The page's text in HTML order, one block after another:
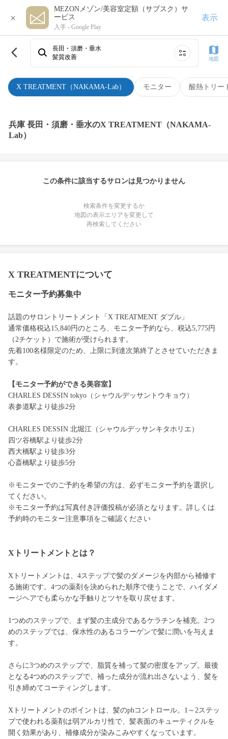
×
MEZONメゾン/美容室定額（サブスク）サ
ービス
入手 - Google Play
表示
X TREATMENT（NAKAMA-Lab） モニター 酸熱トリー
長田・須磨・垂水
髪質改善
地図
兵庫 長田・須磨・垂水のX TREATMENT（NAKAMA-
Lab）
この条件に該当するサロンは見つかりません
検索条件を変更するか
地図の表示エリアを変更して
再検索してください
X TREATMENTについて
モニター予約募集中
話題のサロントリートメント「X TREATMENT ダブル」
通常価格税込15,840円のところ、モニター予約なら、税込5,775円
（2チケット）で施術が受けられます。
先着100名様限定のため、上限に到達次第終了とさせていただきま
す。
【モニター予約ができる美容室】
CHARLES DESSIN tokyo（シャウルデッサントウキョウ）
表参道駅より徒歩2分
CHARLES DESSIN 北堀江（シャウルデッサンキタホリエ）
四ツ谷橋駅より徒歩2分
西大橋駅より徒歩3分
心斎橋駅より徒歩5分
※モニターでのご予約を希望の方は、必ずモニター予約を選択し
てください。
※モニター予約は写真付き評価投稿が必須となります。詳しくは
予約時のモニター注意事項をご確認ください
Xトリートメントとは？
Xトリートメントは、4ステップで髪のダメージを内部から補修す
る施術です。4つの薬剤を決められた順序で使うことで、ハイダメ
ージヘアでも柔らかな手触りとツヤを取り戻せます。
1つめのステップで、まず髪の主成分であるケラチンを補充。2つ
めのステップでは、保水性のあるコラーゲンで髪に潤いを与えま
す。
さらに3つめのステップで、脂質を補って髪の密度をアップ。最後
となる4つめのステップで、補った成分が流れ出さないよう、髪を
引き締めてコーティングします。
Xトリートメントのポイントは、髪のphコントロール。1～2ステッ
プで使われる薬剤は弱アルカリ性で、髪表面のキューティクルを
開く効果があり、補修成分が染みこみやすくなっています。